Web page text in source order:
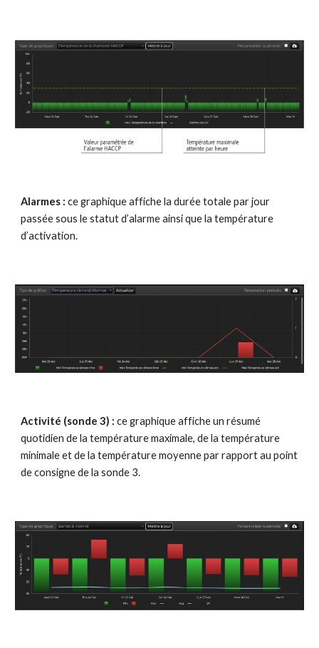
Alarmes : ce graphique affiche la durée totale par jour
passée sous le statut d’alarme ainsi que la température
d’activation.
Activité (sonde 3) : ce graphique affiche un résumé
quotidien de la température maximale, de la température
minimale et de la température moyenne par rapport au point
de consigne de la sonde 3.